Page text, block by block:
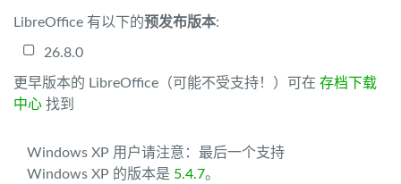
LibreOffice 有以下的预发布版本:
26.8.0
更早版本的 LibreOffice（可能不受支持！）可在 存档下载
中心 找到
Windows XP 用户请注意：最后一个支持
Windows XP 的版本是 5.4.7。